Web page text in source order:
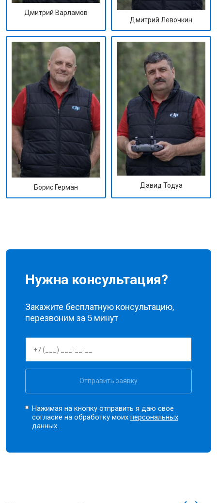
Дмитрий Варламов
Дмитрий Левочкин
Борис Герман Давид Тодуа
Нужна консультация?
Закажите бесплатную консультацию,
перезвоним за 5 минут
Отправить заявку
Нажимая на кнопку отправить я даю свое
согласие на обработку моихперсональных
данных.